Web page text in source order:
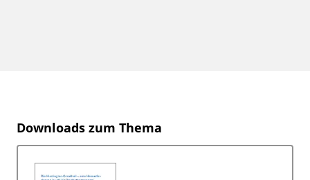
Downloads zum Thema